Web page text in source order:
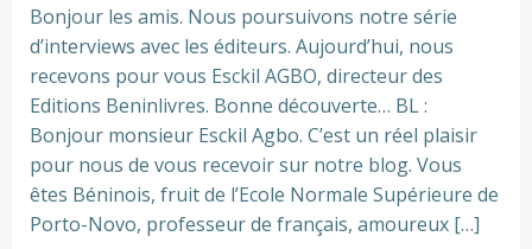
Bonjour les amis. Nous poursuivons notre série
d’interviews avec les éditeurs. Aujourd’hui, nous
recevons pour vous Esckil AGBO, directeur des
Editions Beninlivres. Bonne découverte… BL :
Bonjour monsieur Esckil Agbo. C’est un réel plaisir
pour nous de vous recevoir sur notre blog. Vous
êtes Béninois, fruit de l’Ecole Normale Supérieure de
Porto-Novo, professeur de français, amoureux […]